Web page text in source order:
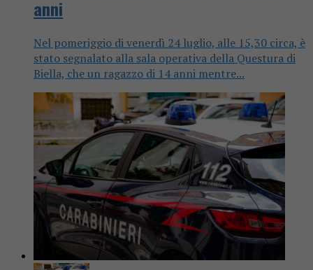
anni
Nel pomeriggio di venerdì 24 luglio, alle 15,30 circa, è
stato segnalato alla sala operativa della Questura di
Biella, che un ragazzo di 14 anni mentre...